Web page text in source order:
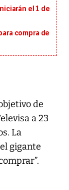
el 1 de
compra de
de
a 23
La
gigante